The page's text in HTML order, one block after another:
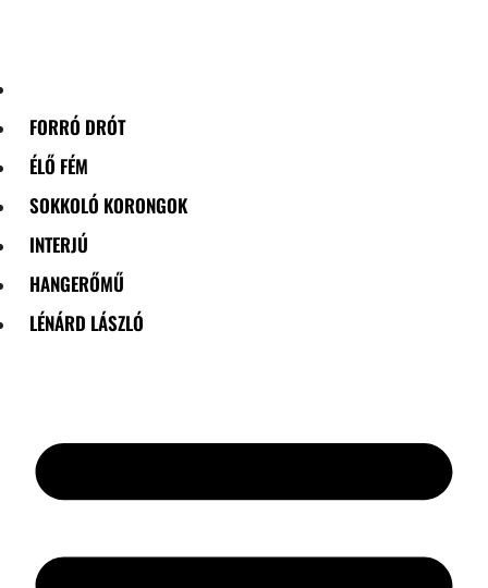
FORRÓ DRÓT
ÉLŐ FÉM
SOKKOLÓ KORONGOK
INTERJÚ
HANGERŐMŰ
LÉNÁRD LÁSZLÓ